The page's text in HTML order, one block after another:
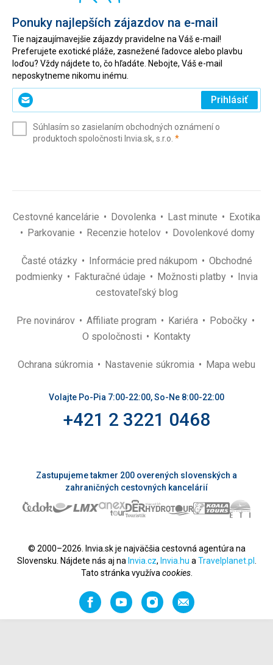
Ponuky najlepších zájazdov na e-mail
Tie najzaujímavejšie zájazdy pravidelne na Váš e-mail!
Preferujete exotické pláže, zasnežené ľadovce alebo plavbu
loďou? Vždy nájdete to, čo hľadáte. Nebojte, Váš e-mail
neposkytneme nikomu inému.
Zadajte
svoj
(povinné)
Prihlásiť
Súhlasím so zasielaním obchodných oznámení o
produktoch spoločnosti Invia.sk, s.r.o. *(povinné)
Cestovné kancelárie Dovolenka Last minute
Exotika
Parkovanie
Recenzie hotelov Dovolenkové domy
Časté otázky Informácie pred nákupom
Obchodné
podmienky
Fakturačné údaje Možnosti platby
Invia
cestovateľský blog
Pre novinárov Affiliate program Kariéra
Pobočky
O spoločnosti
Kontakty
Ochrana súkromia Nastavenie súkromia Mapa webu
Volajte Po-Pia 7:00-22:00, So-Ne 8:00-22:00
+421 2 3221 0468
Zastupujeme takmer 200 overených slovenských a
zahraničných cestovných kancelárií
© 2000–2026. Invia.sk je najväčšia cestovná agentúra na
Slovensku. Nájdete nás aj na Invia.cz, Invia.hu a Travelplanet.pl
Tato stránka využíva cookies.
FacebookYouTubeInstagramOdporučiť